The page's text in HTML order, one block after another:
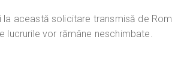
această solicitare transmisă de
lucrurile vor rămâne neschimbate.